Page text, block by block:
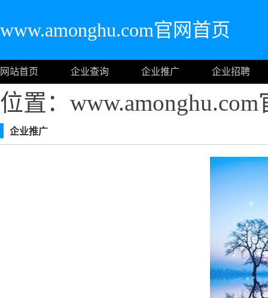
www.amonghu.com官网首页
网站首页 企业查询 企业推广 企业招聘
位置：
企业推广